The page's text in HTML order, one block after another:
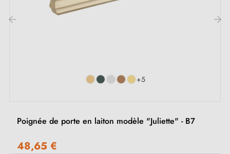
Convient aux portes de 44 mm d'épaisseur
+5
Poignée de porte en laiton modèle "Juliette" - B7
48,65 €